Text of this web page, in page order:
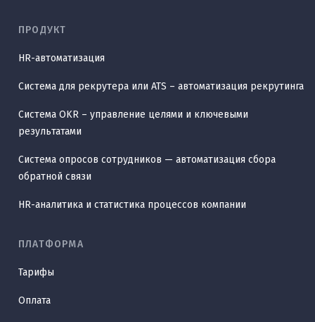
ПРОДУКТ
HR-автоматизация
Система для рекрутера или ATS – автоматизация рекрутинга
Система OKR – управление целями и ключевыми
результатами
Система опросов сотрудников — автоматизация сбора
обратной связи
HR-аналитика и статистика процессов компании
ПЛАТФОРМА
Тарифы
Оплата